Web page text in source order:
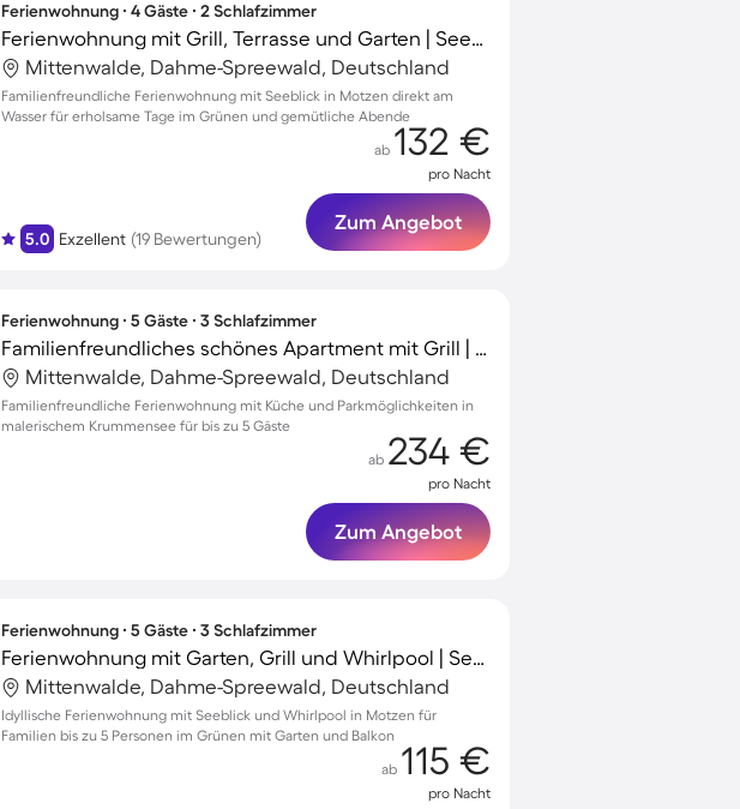
Ferienwohnung ∙ 4 Gäste ∙ 2 Schlafzimmer
Ferienwohnung mit Grill, Terrasse und Garten | Seeblick
Mittenwalde, Dahme-Spreewald, Deutschland
Familienfreundliche Ferienwohnung mit Seeblick in Motzen direkt am
Wasser für erholsame Tage im Grünen und gemütliche Abende
5.0 Exzellent (19 Bewertungen)
ab 132 €
pro Nacht
Zum Angebot
Ferienwohnung ∙ 5 Gäste ∙ 3 Schlafzimmer
Familienfreundliches schönes Apartment mit Grill | Naturblick
Mittenwalde, Dahme-Spreewald, Deutschland
Familienfreundliche Ferienwohnung mit Küche und Parkmöglichkeiten in
malerischem Krummensee für bis zu 5 Gäste
ab 234 €
pro Nacht
Zum Angebot
Ferienwohnung ∙ 5 Gäste ∙ 3 Schlafzimmer
Ferienwohnung mit Garten, Grill und Whirlpool | Seeblick
Mittenwalde, Dahme-Spreewald, Deutschland
Idyllische Ferienwohnung mit Seeblick und Whirlpool in Motzen für
Familien bis zu 5 Personen im Grünen mit Garten und Balkon
ab 115 €
pro Nacht